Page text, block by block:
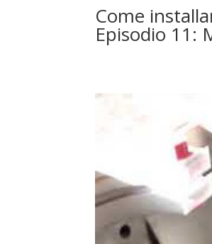
Come
Episodio 11: